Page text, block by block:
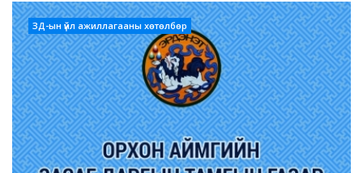
ЗД-ын үйл ажиллагааны хөтөлбөр